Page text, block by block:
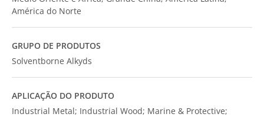
América do Norte
GRUPO DE PRODUTOS
Solventborne Alkyds
APLICAÇÃO DO PRODUTO
Industrial Metal; Industrial Wood; Marine & Protective;